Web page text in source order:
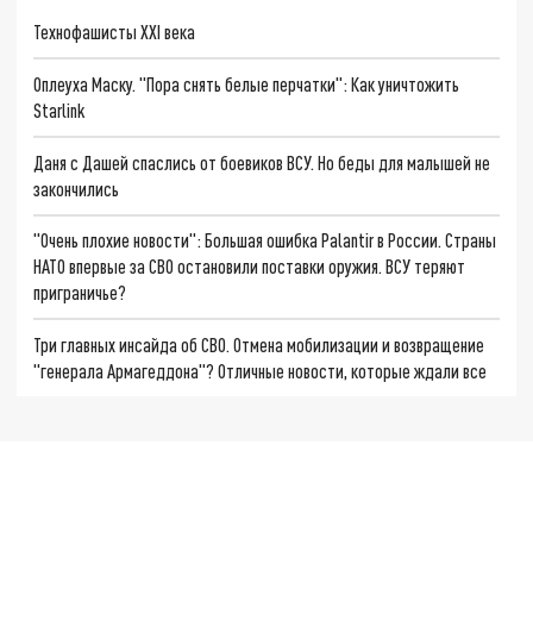
Технофашисты XXI века
Оплеуха Маску. "Пора снять белые перчатки": Как уничтожить
Starlink
Даня с Дашей спаслись от боевиков ВСУ. Но беды для малышей не
закончились
"Очень плохие новости": Большая ошибка Palantir в России. Страны
НАТО впервые за СВО остановили поставки оружия. ВСУ теряют
приграничье?
Три главных инсайда об СВО. Отмена мобилизации и возвращение
"генерала Армагеддона"? Отличные новости, которые ждали все